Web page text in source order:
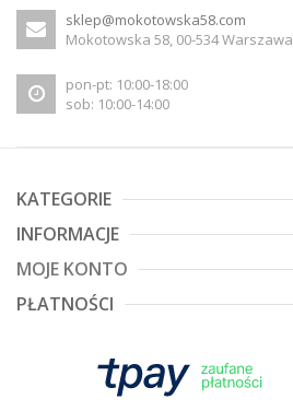
sklep@mokotowska58.com
Mokotowska 58, 00-534 Warszawa
pon-pt: 10:00-18:00
sob: 10:00-14:00
KATEGORIE
INFORMACJE
MOJE KONTO
PŁATNOŚCI